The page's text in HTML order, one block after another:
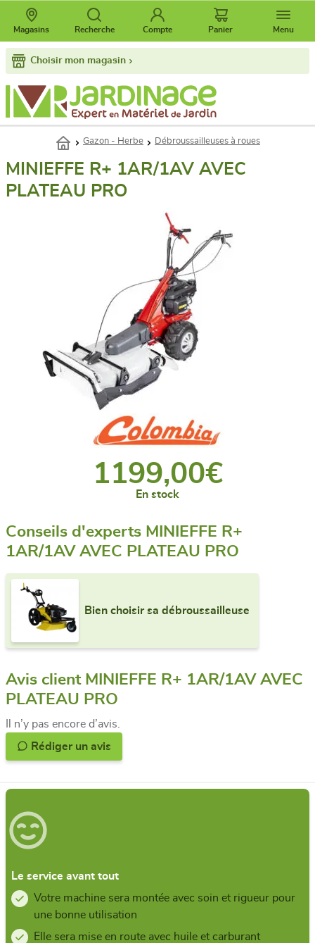
Choisir mon magasin
Magasins Recherche Compte Panier Menu
Gazon - Herbe Débroussailleuses à roues
MINIEFFE R+ 1AR/1AV AVEC
PLATEAU PRO
1199,00€
En stock
Conseils d'experts MINIEFFE R+
1AR/1AV AVEC PLATEAU PRO
Bien choisir sa débroussailleuse
Avis client MINIEFFE R+ 1AR/1AV AVEC
PLATEAU PRO
Il n’y pas encore d’avis.
Rédiger un avis
Le service avant tout
Votre machine sera montée avec soin et rigueur pour
une bonne utilisation
Elle sera mise en route avec huile et carburant